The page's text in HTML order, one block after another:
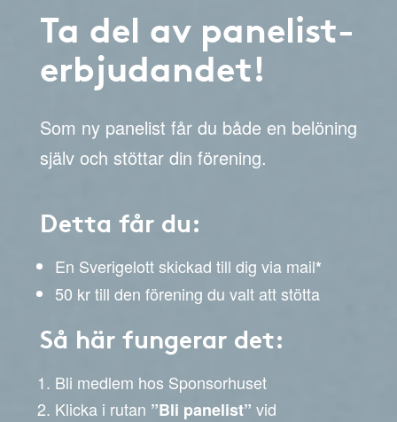
Ta del av panelist-
erbjudandet!
Som ny panelist får du både en belöning
själv och stöttar din förening.
Detta får du:
En Sverigelott skickad till dig via mail*
50 kr till den förening du valt att stötta
Så här fungerar det:
Bli medlem hos Sponsorhuset
Klicka i rutan ”Bli panelist” vid